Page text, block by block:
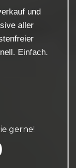
und
aller
Einfach.
gerne!